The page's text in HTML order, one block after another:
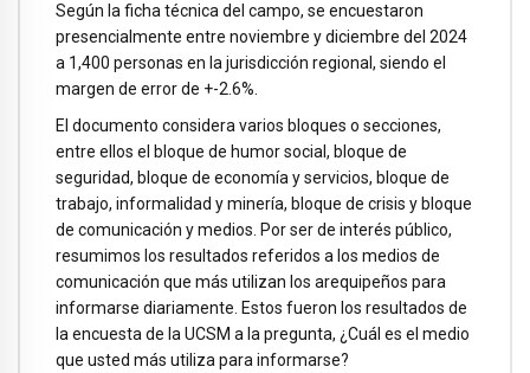
Según la ficha técnica del campo, se encuestaron
presencialmente entre noviembre y diciembre del 2024
a 1,400 personas en la jurisdicción regional, siendo el
margen de error de +-2.6%.
El documento considera varios bloques o secciones,
entre ellos el bloque de humor social, bloque de
seguridad, bloque de economía y servicios, bloque de
trabajo, informalidad y minería, bloque de crisis y bloque
de comunicación y medios. Por ser de interés público,
resumimos los resultados referidos a los medios de
comunicación que más utilizan los arequipeños para
informarse diariamente. Estos fueron los resultados de
la encuesta de la UCSM a la pregunta, ¿Cuál es el medio
que usted más utiliza para informarse?